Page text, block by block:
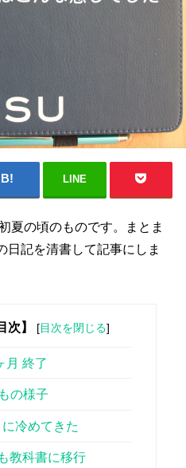
LINE
夏の頃のものです。まとま
日記を清書して記事にしま
次】 [目次を閉じる]
月 終了
の様子
冷めてきた
教科書に移行